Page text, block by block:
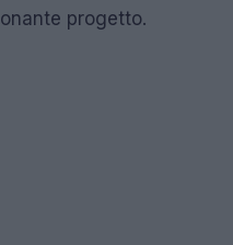
progetto.